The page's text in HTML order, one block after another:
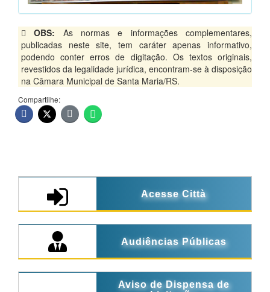
OBS: As normas e informações complementares,
publicadas neste site, tem caráter apenas informativo,
podendo conter erros de digitação. Os textos originais,
revestidos da legalidade jurídica, encontram-se à disposição
na Câmara Municipal de Santa Maria/RS.
Compartilhe:
Acesse Città
Audiências Públicas
Aviso de Dispensa de